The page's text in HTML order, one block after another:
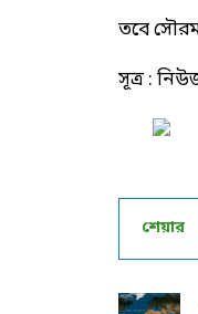
তবে
সূত্র :
শেয়ার